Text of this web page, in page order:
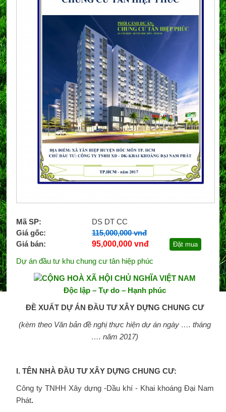
Mã SP:
DS DT CC
Giá gốc:
115,000,000 vnđ
Giá bán:
95,000,000 vnđ Đặt mua
Dự án đầu tư khu chung cư tân hiệp phúc
CỘNG HOÀ XÃ HỘI CHỦ NGHĨA VIỆT NAM
Độc lập – Tự do – Hạnh phúc
ĐỀ XUẤT DỰ ÁN ĐẦU TƯ XÂY DỰNG CHUNG CƯ
(kèm theo Văn bản đề nghị thực hiện dự án ngày …. tháng
…. năm 2017)
I. TÊN NHÀ ĐẦU TƯ XÂY DỰNG CHUNG CƯ:
Công ty TNHH Xây dựng -Dầu khí - Khai khoáng Đại Nam
Phát.